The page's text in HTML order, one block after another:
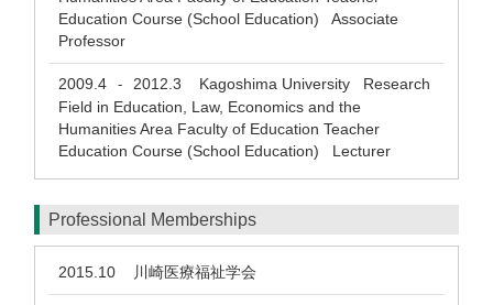
Education Course (School Education) Associate
Professor
2009.4 - 2012.3 Kagoshima University Research
Field in Education, Law, Economics and the
Humanities Area Faculty of Education Teacher
Education Course (School Education) Lecturer
Professional Memberships
2015.10 川崎医療福祉学会